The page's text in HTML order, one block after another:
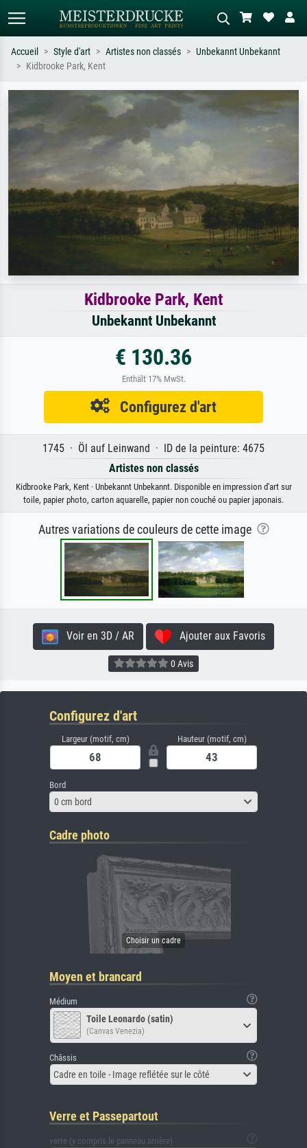
Recherchez par artiste, titre ou style –
ex. Monet, Nuit étoilée,
impressionnisme, vague de Hokusai,
Décrivez la scène – ex. prairie verte,
abstrait avec beaucoup de rouge,
tableau sombre, nu debout près d'un
Accueil Style d'art Artistes non classés
Unbekannt Unbekannt
Kidbrooke Park, Kent
Kidbrooke Park, Kent
Unbekannt Unbekannt
€ 130.36
Enthält 17% MwSt.
Configurez d'art
1745 · Öl auf Leinwand · ID de la peinture: 4675
Artistes non classés
Kidbrooke Park, Kent · Unbekannt Unbekannt. Disponible en impression d'art sur
toile, papier photo, carton aquarelle, papier non couché ou papier japonais.
Autres variations de couleurs de cette image
Voir en 3D / AR Ajouter aux Favoris
0 Avis
Configurez d'art
Largeur (motif, cm) Hauteur (motif, cm)
Bord
0 cm bord
Cadre photo
Moyen et brancard
Médium
Toile Leonardo (satin)
(Canvas Venezia)
Châssis
Cadre en toile - Image reflétée sur le côté
Verre et Passepartout
verre (y compris le panneau arrière)